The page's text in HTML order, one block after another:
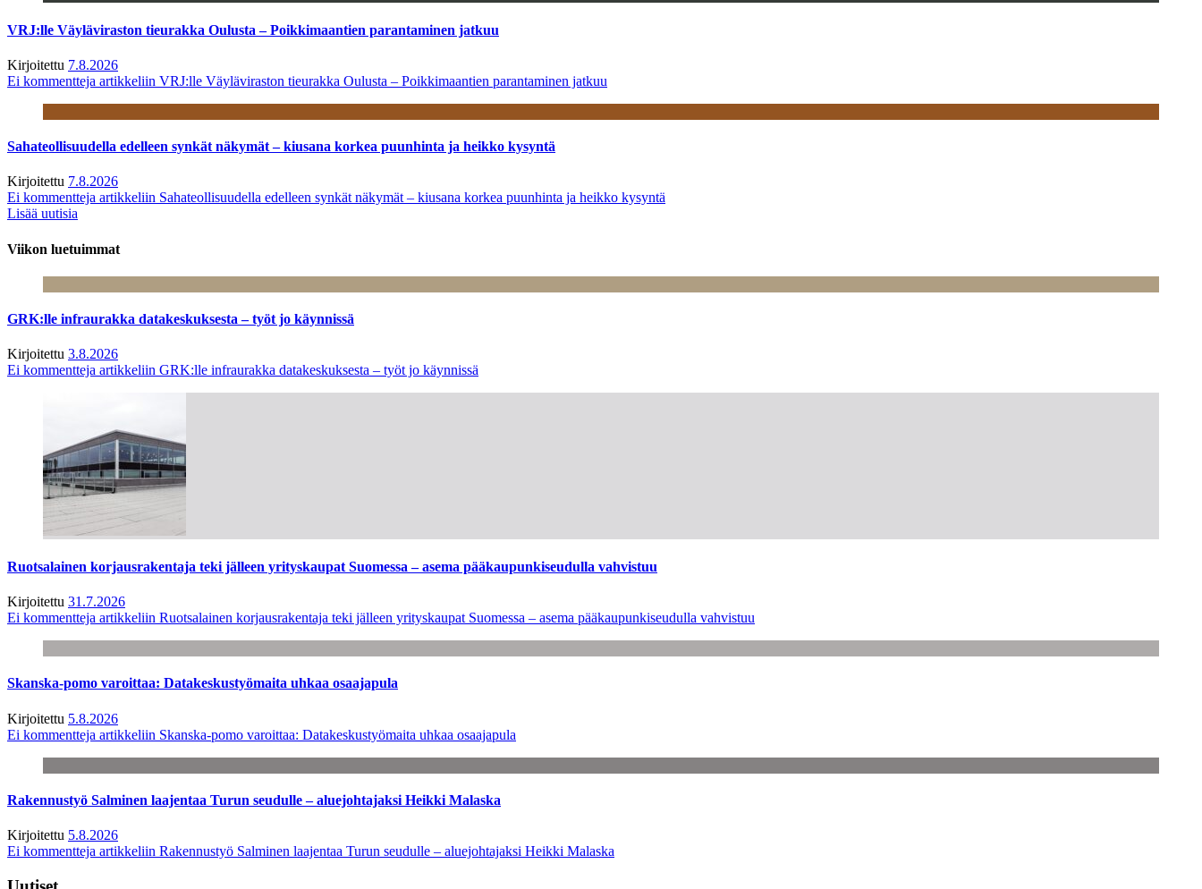
VRJ:lle Väyläviraston tieurakka Oulusta – Poikkimaantien parantaminen jatkuu
Kirjoitettu 7.8.2026
Ei kommentteja artikkeliin VRJ:lle Väyläviraston tieurakka Oulusta – Poikkimaantien parantaminen jatkuu
Sahateollisuudella edelleen synkät näkymät – kiusana korkea puunhinta ja heikko kysyntä
Kirjoitettu 7.8.2026
Ei kommentteja artikkeliin Sahateollisuudella edelleen synkät näkymät – kiusana korkea puunhinta ja heikko kysyntä
Lisää uutisia
Viikon luetuimmat
GRK:lle infraurakka datakeskuksesta – työt jo käynnissä
Kirjoitettu 3.8.2026
Ei kommentteja artikkeliin GRK:lle infraurakka datakeskuksesta – työt jo käynnissä
Ruotsalainen korjausrakentaja teki jälleen yrityskaupat Suomessa – asema pääkaupunkiseudulla vahvistuu
Kirjoitettu 31.7.2026
Ei kommentteja artikkeliin Ruotsalainen korjausrakentaja teki jälleen yrityskaupat Suomessa – asema pääkaupunkiseudulla vahvistuu
Skanska-pomo varoittaa: Datakeskustyömaita uhkaa osaajapula
Kirjoitettu 5.8.2026
Ei kommentteja artikkeliin Skanska-pomo varoittaa: Datakeskustyömaita uhkaa osaajapula
Rakennustyö Salminen laajentaa Turun seudulle – aluejohtajaksi Heikki Malaska
Kirjoitettu 5.8.2026
Ei kommentteja artikkeliin Rakennustyö Salminen laajentaa Turun seudulle – aluejohtajaksi Heikki Malaska